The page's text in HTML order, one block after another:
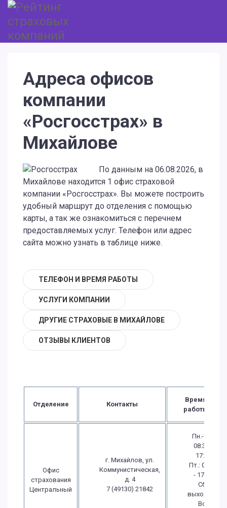
Адреса офисов
компании
«Росгосстрах» в
Михайлове
По данным на 06.08.2026, в
Михайлове находится 1 офис страховой
компании «Росгосстрах». Вы можете построить
удобный маршрут до отделения с помощью
карты, а так же ознакомиться с перечнем
предоставляемых услуг. Телефон или адрес
сайта можно узнать в таблице ниже.
ТЕЛЕФОН И ВРЕМЯ РАБОТЫ
УСЛУГИ КОМПАНИИ
ДРУГИЕ СТРАХОВЫЕ В МИХАЙЛОВЕ
ОТЗЫВЫ КЛИЕНТОВ
Отделение Контакты
Время
работы
Офис
страхования
Центральный
г. Михайлов, ул.
Коммунистическая,
д. 4
7 (49130) 21842
Пн.-Чт.:
08:30 -
17:30
Пт.: 08:30
- 17:30
Сб.:
выходной
Вс.: